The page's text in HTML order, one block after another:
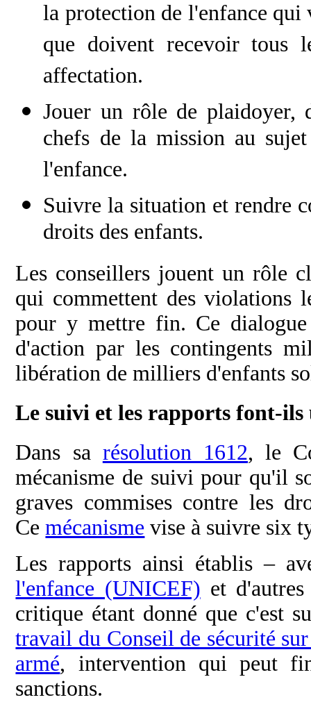
la protection de l'enfance
que doivent recevoir tous
affectation.
Jouer un rôle de plaidoyer,
chefs de la mission au
l'enfance.
Suivre la situation et rendre
droits des enfants.
Les conseillers jouent un rôle
qui commettent des violations
pour y mettre fin. Ce
d'action par les contingents
libération de milliers d'enfants
Le suivi et les rapports font-ils
Dans sa résolution 1612, le
mécanisme de suivi pour qu'il
graves commises contre les
Cemécanisme vise à suivre six
Les rapports ainsi établis –
l'enfance (UNICEF) et
critique étant donné que c'est
travail du Conseil de sécurité
armé, intervention qui peut
sanctions.